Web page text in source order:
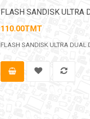
FLASH SANDISK ULTRA
110.00TMT
FLASH SANDISK ULTRA DUAL